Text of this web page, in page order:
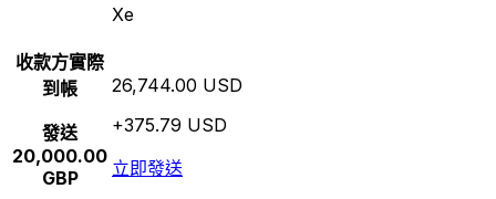
Xe
收款方實際
到帳
發送
20,000.00
GBP
26,744.00 USD
+375.79 USD
立即發送